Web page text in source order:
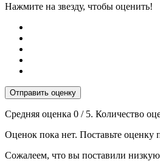
Нажмите на звезду, чтобы оценить!
Отправить оценку
Средняя оценка 0 / 5. Количество
Оценок пока нет. Поставьте оценку
Сожалеем, что вы поставили